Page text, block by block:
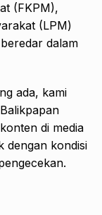
(FKPM),
(LPM)
dalam
ada, kami
di media
dengan kondisi